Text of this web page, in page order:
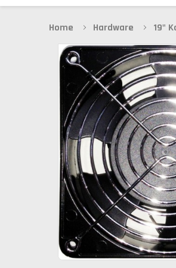
Home Hardware 19"